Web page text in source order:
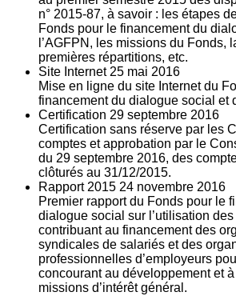
n° 2015-87, à savoir : les étapes
Fonds pour le financement du
l’AGFPN, les missions du
premières répartitions, etc.
Site Internet 25 mai 2016
Mise en ligne du site Internet du
financement du dialogue social et
Certification 29 septembre 2016
Certification sans réserve par les
comptes et approbation par le
du 29 septembre 2016, des
clôturés au 31/12/2015.
Rapport 2015 24 novembre 2016
Premier rapport du Fonds pour le
dialogue social sur l’utilisation
contribuant au financement des
syndicales de salariés et des
professionnelles d’employeurs
concourant au développement et
missions d’intérêt général.